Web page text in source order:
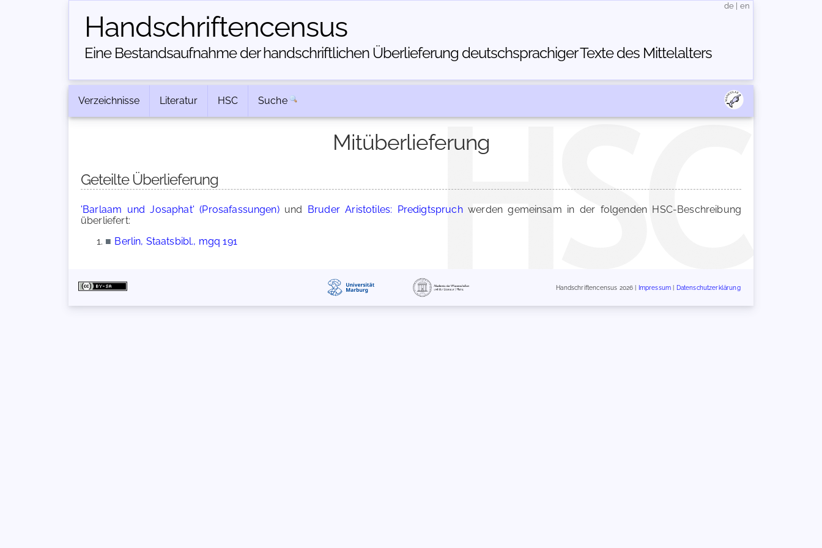
Handschriften­census
Eine Bestandsaufnahme der handschriftlichen Über­lieferung deutschsprachiger Texte des Mittelalters
de en
Verzeichnisse Literatur HSC Suche
Mitüberlieferung
Geteilte Überlieferung
'Barlaam und Josaphat' (Prosafassungen)und Bruder Aristotiles: Predigtspruchwerden gemeinsam in der folgenden HSC-Beschreibung
überliefert:
■ Berlin, Staatsbibl., mgq 191
Handschriftencensus 2026 | Impressum Datenschutzerklärung